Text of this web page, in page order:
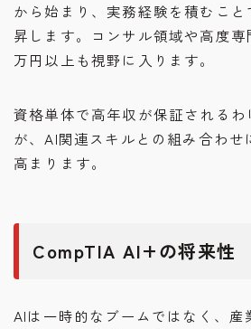
から始まり、実務経験を積むこ
昇します。コンサル領域や高度専
万円以上も視野に入ります。
資格単体で高年収が保証されるわ
が、AI関連スキルとの組み合わせ
高まります。
CompTIA AI+の将来性
AIは一時的なブームではなく、産